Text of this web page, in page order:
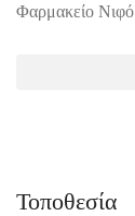
Φαρμακείο
Τοποθεσία